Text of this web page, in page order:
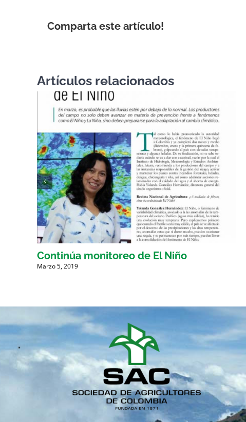
Comparta este artículo!
Artículos relacionados
Continúa monitoreo de El Niño
Marzo 5, 2019